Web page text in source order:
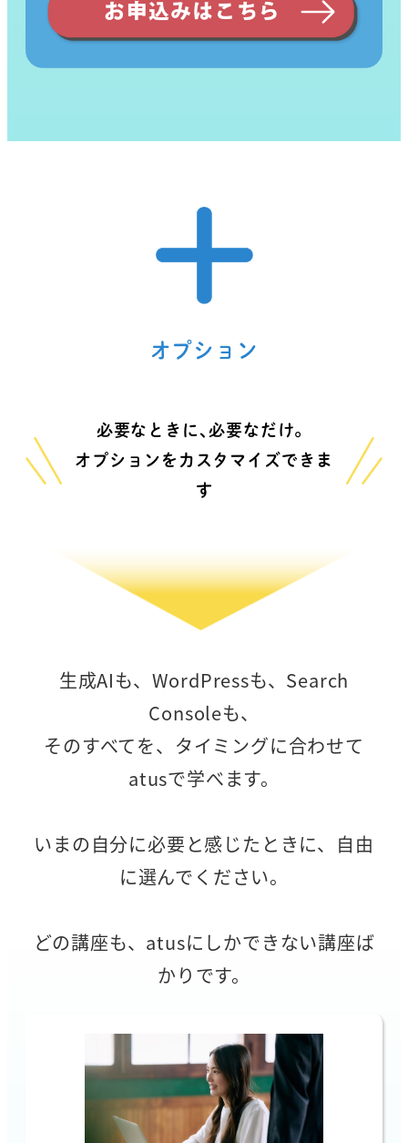
オプション
必要なときに､必要なだけ。
オプションをカスタマイズできま
す
生成AIも、WordPressも、Search
Consoleも、
そのすべてを、タイミングに合わせて
atusで学べます。
いまの自分に必要と感じたときに、自由
に選んでください。
どの講座も、atusにしかできない講座ば
かりです。